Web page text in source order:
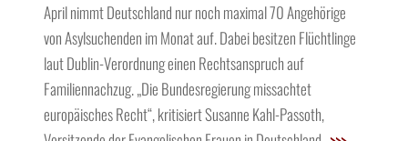
April nimmt Deutschland nur noch maximal 70 Angehörige
von Asylsuchenden im Monat auf. Dabei besitzen Flüchtlinge
laut Dublin-Verordnung einen Rechtsanspruch auf
Familiennachzug. „Die Bundesregierung missachtet
europäisches Recht“, kritisiert Susanne Kahl-Passoth,